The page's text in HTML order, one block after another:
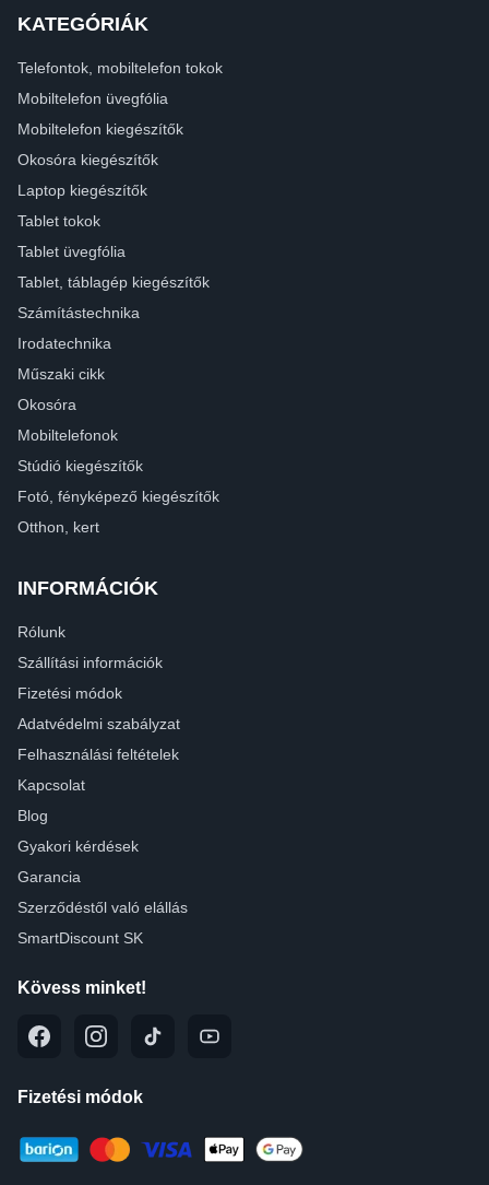
KATEGÓRIÁK
Telefontok, mobiltelefon tokok
Mobiltelefon üvegfólia
Mobiltelefon kiegészítők
Okosóra kiegészítők
Laptop kiegészítők
Tablet tokok
Tablet üvegfólia
Tablet, táblagép kiegészítők
Számítástechnika
Irodatechnika
Műszaki cikk
Okosóra
Mobiltelefonok
Stúdió kiegészítők
Fotó, fényképező kiegészítők
Otthon, kert
INFORMÁCIÓK
Rólunk
Szállítási információk
Fizetési módok
Adatvédelmi szabályzat
Felhasználási feltételek
Kapcsolat
Blog
Gyakori kérdések
Garancia
Szerződéstől való elállás
SmartDiscount SK
Kövess minket!
Fizetési módok